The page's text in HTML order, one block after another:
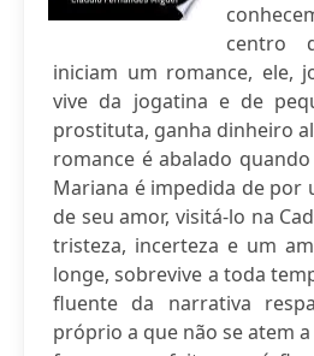
centro
iniciam um romance, ele,
vive da jogatina e de
prostituta, ganha dinheiro
romance é abalado
Mariana é impedida de por
de seu amor, visitá-lo na
tristeza, incerteza e um
longe, sobrevive a toda
fluente da narrativa
próprio a que não se atem